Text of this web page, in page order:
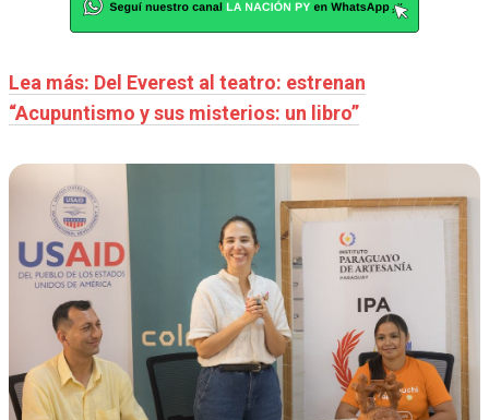
Lea más: Del Everest al teatro: estrenan
“Acupuntismo y sus misterios: un libro”